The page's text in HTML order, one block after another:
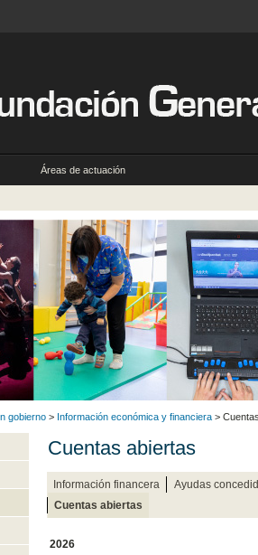
Áreas de actuación
gobierno > Información económica y financiera >
Cuentas abiertas
Información financera Ayudas
Cuentas abiertas
2026